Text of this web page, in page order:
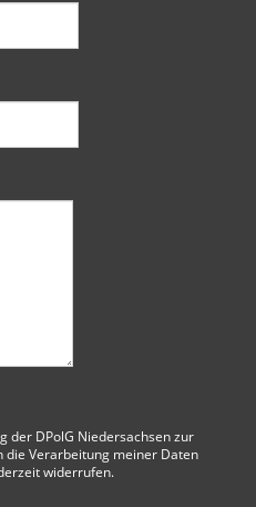
der DPolG Niedersachsenzur
die Verarbeitung meiner Daten
widerrufen.